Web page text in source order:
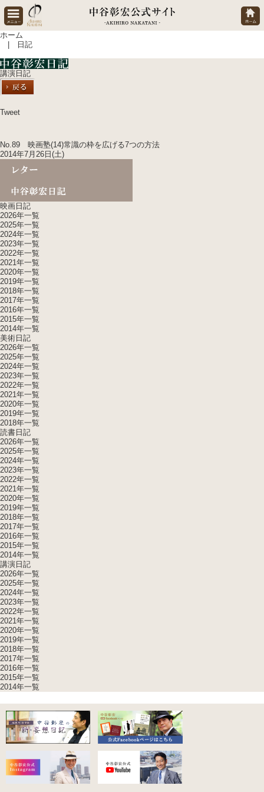
ホーム
| 日記
講演日記
Tweet
No.89 映画塾(14)常識の枠を広げる7つの方法
2014年7月26日(土)
映画日記
2026年一覧
2025年一覧
2024年一覧
2023年一覧
2022年一覧
2021年一覧
2020年一覧
2019年一覧
2018年一覧
2017年一覧
2016年一覧
2015年一覧
2014年一覧
美術日記
2026年一覧
2025年一覧
2024年一覧
2023年一覧
2022年一覧
2021年一覧
2020年一覧
2019年一覧
2018年一覧
読書日記
2026年一覧
2025年一覧
2024年一覧
2023年一覧
2022年一覧
2021年一覧
2020年一覧
2019年一覧
2018年一覧
2017年一覧
2016年一覧
2015年一覧
2014年一覧
講演日記
2026年一覧
2025年一覧
2024年一覧
2023年一覧
2022年一覧
2021年一覧
2020年一覧
2019年一覧
2018年一覧
2017年一覧
2016年一覧
2015年一覧
2014年一覧